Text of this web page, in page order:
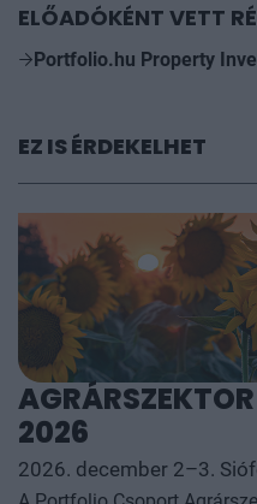
ELŐADÓKÉNT VETT
Portfolio.hu Property
EZ IS ÉRDEKELHET
2026
2026. december 2–3.